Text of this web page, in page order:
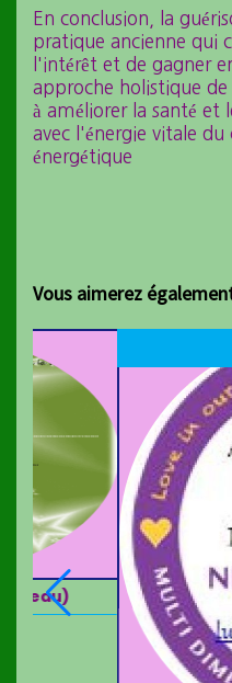
En conclusion, la
pratique ancienne qui
l'intérêt et de gagner
approche holistique
à améliorer la santé et
avec l'énergie vitale du
énergétique
Vous aimerez
(Energétique) A
Promo OCT25